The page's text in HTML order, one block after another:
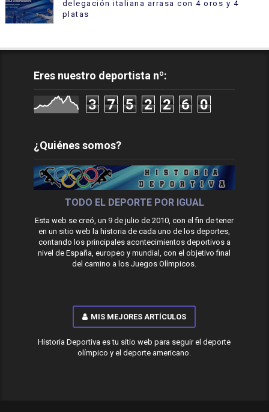
delegación italiana arrasa con 4 oros y 4
platas
Eres nuestro deportista nº:
3 7 5 2 2 6 0
¿Quiénes somos?
TODO EL DEPORTE POR IGUAL
Esta web se creó, un 9 de julio de 2010, con el fin de tener
en un sitio web la historia de cada uno de los deportes,
contando los principales acontecimientos deportivos a
nivel de España, europeo y mundial, con el objetivo final
del camino a los Juegos Olímpicos.
MIS MEJORES ARTÍCULOS
Historia Deportiva es tu sitio web para seguir el deporte
olímpico y el deporte americano.